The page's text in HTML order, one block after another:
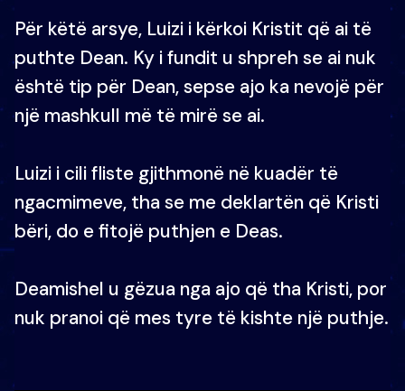
Për këtë arsye, Luizi i kërkoi Kristit që ai të
puthte Dean. Ky i fundit u shpreh se ai nuk
është tip për Dean, sepse ajo ka nevojë për
një mashkull më të mirë se ai.
Luizi i cili fliste gjithmonë në kuadër të
ngacmimeve, tha se me deklartën që Kristi
bëri, do e fitojë puthjen e Deas.
Deamishel u gëzua nga ajo që tha Kristi, por
nuk pranoi që mes tyre të kishte një puthje.